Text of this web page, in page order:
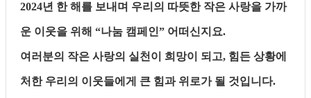
2024년 한 해를 보내며 우리의 따뜻한 작은 사랑을 가까
운 이웃을 위해 “나눔 캠페인” 어떠신지요.
여러분의 작은 사랑의 실천이 희망이 되고, 힘든 상황에
처한 우리의 이웃들에게 큰 힘과 위로가 될 것입니다.